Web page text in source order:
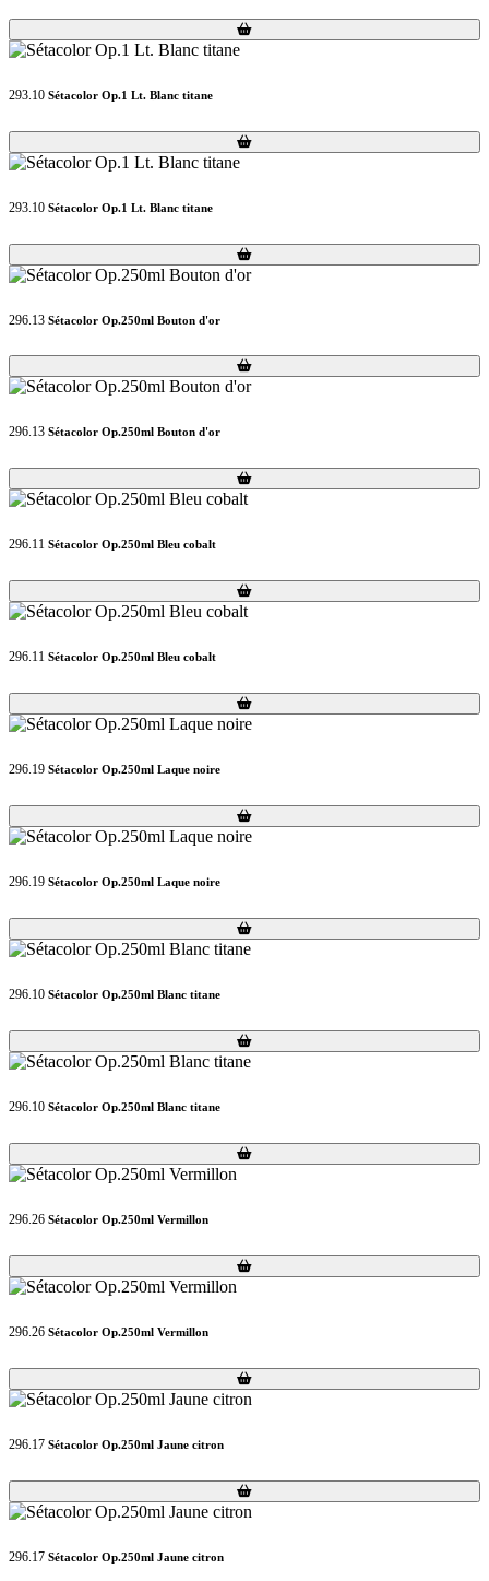
Loading...
Loading...
293.10 Sétacolor Op.1 Lt. Blanc titane
Loading...
Loading...
293.10 Sétacolor Op.1 Lt. Blanc titane
Loading...
Loading...
296.13 Sétacolor Op.250ml Bouton d'or
Loading...
Loading...
296.13 Sétacolor Op.250ml Bouton d'or
Loading...
Loading...
296.11 Sétacolor Op.250ml Bleu cobalt
Loading...
Loading...
296.11 Sétacolor Op.250ml Bleu cobalt
Loading...
Loading...
296.19 Sétacolor Op.250ml Laque noire
Loading...
Loading...
296.19 Sétacolor Op.250ml Laque noire
Loading...
Loading...
296.10 Sétacolor Op.250ml Blanc titane
Loading...
Loading...
296.10 Sétacolor Op.250ml Blanc titane
Loading...
Loading...
296.26 Sétacolor Op.250ml Vermillon
Loading...
Loading...
296.26 Sétacolor Op.250ml Vermillon
Loading...
Loading...
296.17 Sétacolor Op.250ml Jaune citron
Loading...
Loading...
296.17 Sétacolor Op.250ml Jaune citron